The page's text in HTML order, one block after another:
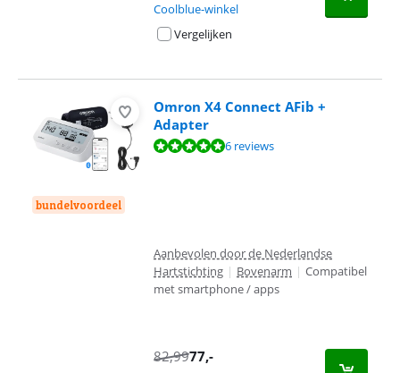
Coolblue-winkel
Vergelijken
bundelvoordeel
Omron X4 Connect AFib +
Adapter
Beoordeling is 9,5 van de 10, gebaseerd op 6 reviews.
6 reviews
Aanbevolen door de Nederlandse
Hartstichting | Bovenarm | Compatibel
met smartphone / apps
82,9977,-